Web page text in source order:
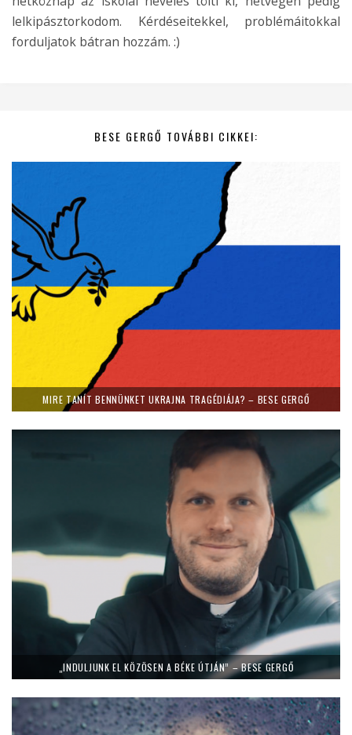
lelkipásztorkodom. Kérdéseitekkel, problémáitokkal
forduljatok bátran hozzám. :)
BESE GERGŐ TOVÁBBI CIKKEI:
MIRE TANÍT BENNÜNKET UKRAJNA TRAGÉDIÁJA? – BESE GERGŐ
„INDULJUNK EL KÖZÖSEN A BÉKE ÚTJÁN” – BESE GERGŐ